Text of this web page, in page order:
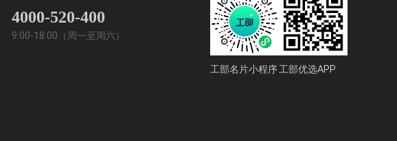
4000-520-400
9:00-18:00（周一至周六）
工部名片小程序工部优选APP